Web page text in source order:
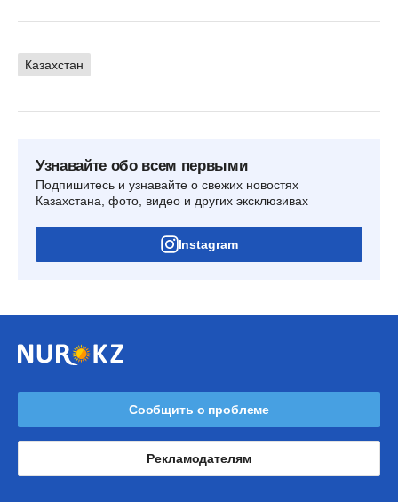
Казахстан
Узнавайте обо всем первыми
Подпишитесь и узнавайте о свежих новостях
Казахстана, фото, видео и других эксклюзивах
Instagram
Сообщить о проблеме
Рекламодателям